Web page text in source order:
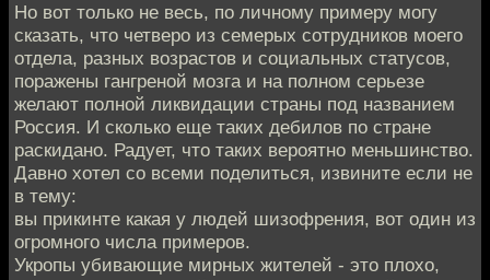
Но вот только не весь, по личному примеру могу
сказать, что четверо из семерых сотрудников моего
отдела, разных возрастов и социальных статусов,
поражены гангреной мозга и на полном серьезе
желают полной ликвидации страны под названием
Россия. И сколько еще таких дебилов по стране
раскидано. Радует, что таких вероятно меньшинство.
Давно хотел со всеми поделиться, извините если не
в тему:
вы прикинте какая у людей шизофрения, вот один из
огромного числа примеров.
Укропы убивающие мирных жителей - это плохо,